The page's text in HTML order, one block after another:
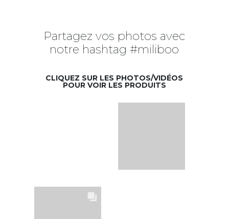
Partagez vos photos avec
notre hashtag #miliboo
CLIQUEZ SUR LES PHOTOS/VIDÉOS
POUR VOIR LES PRODUITS